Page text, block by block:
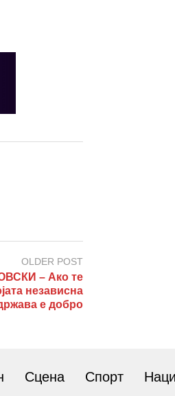
OLDER POST
– Ако те
независна
е добро
Сцена Спорт